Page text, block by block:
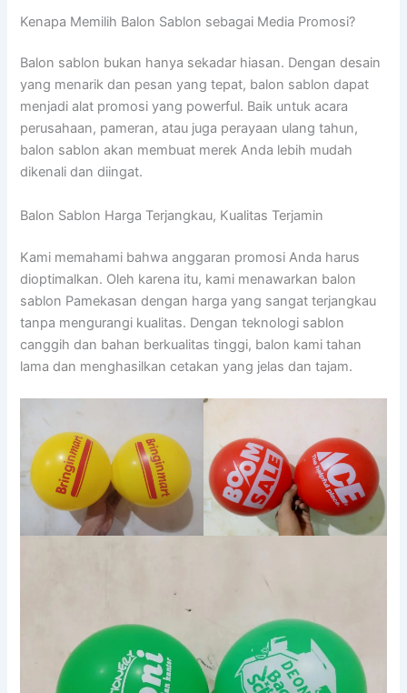
Kenapa Memilih Balon Sablon sebagai Media Promosi?
Balon sablon bukan hanya sekadar hiasan. Dengan desain
yang menarik dan pesan yang tepat, balon sablon dapat
menjadi alat promosi yang powerful. Baik untuk acara
perusahaan, pameran, atau juga perayaan ulang tahun,
balon sablon akan membuat merek Anda lebih mudah
dikenali dan diingat.
Balon Sablon Harga Terjangkau, Kualitas Terjamin
Kami memahami bahwa anggaran promosi Anda harus
dioptimalkan. Oleh karena itu, kami menawarkan balon
sablon Pamekasan dengan harga yang sangat terjangkau
tanpa mengurangi kualitas. Dengan teknologi sablon
canggih dan bahan berkualitas tinggi, balon kami tahan
lama dan menghasilkan cetakan yang jelas dan tajam.